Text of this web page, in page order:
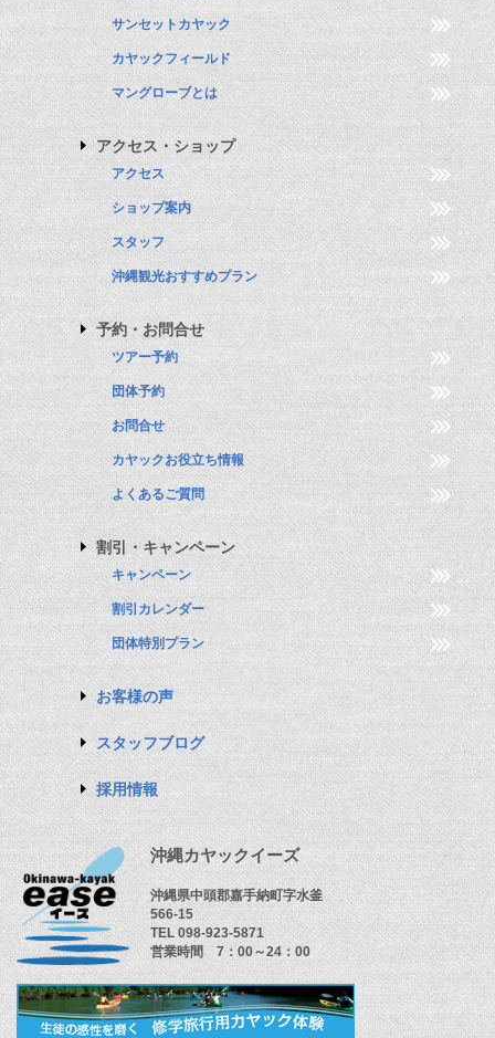
サンセットカヤック
カヤックフィールド
マングローブとは
アクセス・ショップ
アクセス
ショップ案内
スタッフ
沖縄観光おすすめプラン
予約・お問合せ
ツアー予約
団体予約
お問合せ
カヤックお役立ち情報
よくあるご質問
割引・キャンペーン
キャンペーン
割引カレンダー
団体特別プラン
お客様の声
スタッフブログ
採用情報
沖縄カヤックイーズ
沖縄県中頭郡嘉手納町字水釜
566-15
TEL 098-923-5871
営業時間 7：00～24：00